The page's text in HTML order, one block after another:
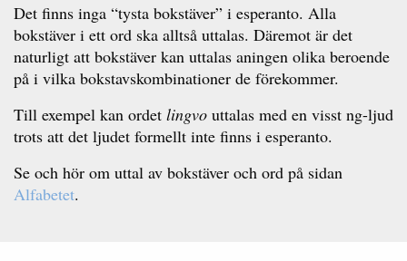
Det finns inga “tysta bokstäver” i esperanto. Alla
bokstäver i ett ord ska alltså uttalas. Däremot är det
naturligt att bokstäver kan uttalas aningen olika beroende
på i vilka bokstavskombinationer de förekommer.
Till exempel kan ordet lingvo uttalas med en visst ng-ljud
trots att det ljudet formellt inte finns i esperanto.
Se och hör om uttal av bokstäver och ord på sidan
Alfabetet.